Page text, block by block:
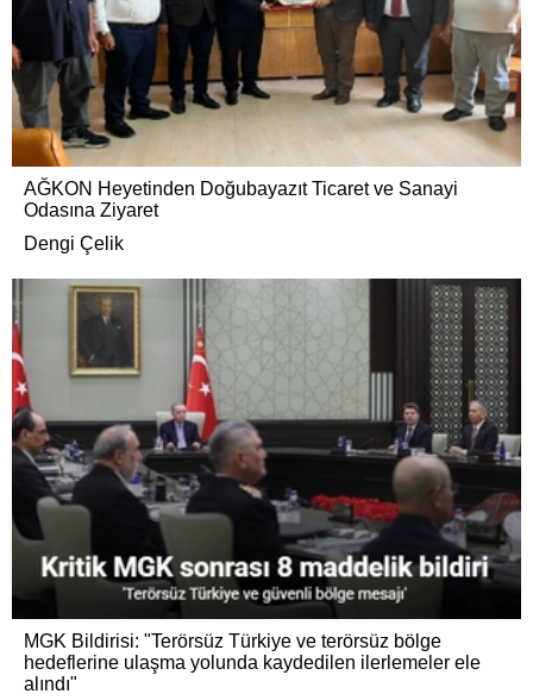
AĞKON Heyetinden Doğubayazıt Ticaret ve Sanayi
Odasına Ziyaret
Dengi Çelik
MGK Bildirisi: "Terörsüz Türkiye ve terörsüz bölge
hedeflerine ulaşma yolunda kaydedilen ilerlemeler ele
alındı"